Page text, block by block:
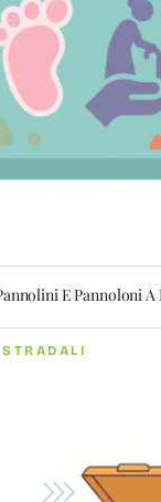
E Pannoloni